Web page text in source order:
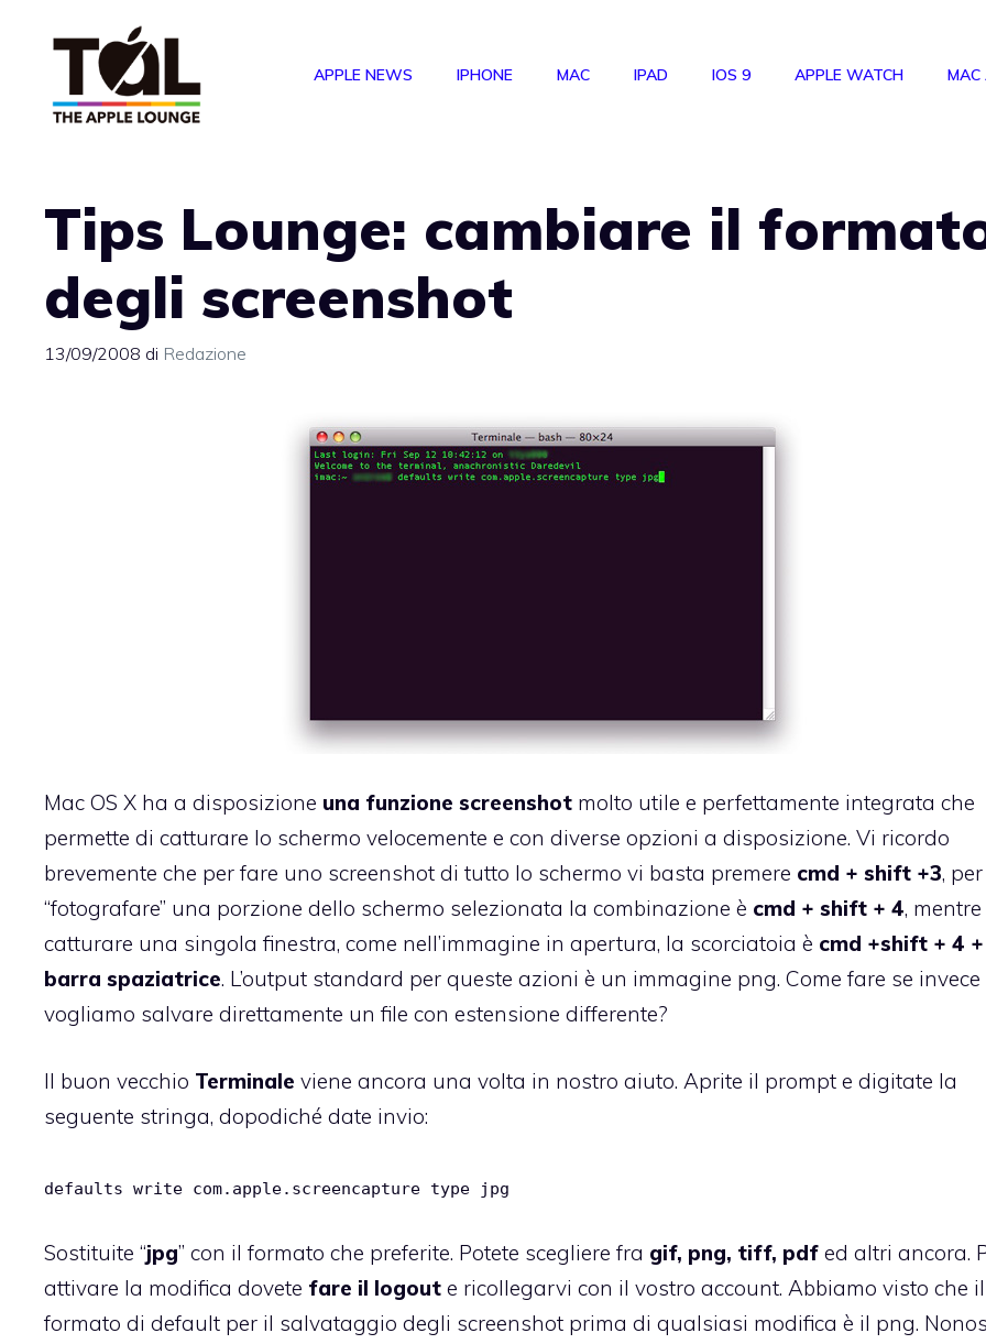
APPLE NEWS IPHONE MAC IPAD IOS 9 APPLE WATCH MAC
Tips Lounge: cambiare il
degli screenshot
13/09/2008 di Redazione
Mac OS X ha a disposizione una funzione screenshot molto utile e perfettamente integrata che
permette di catturare lo schermo velocemente e con diverse opzioni a disposizione. Vi ricordo
brevemente che per fare uno screenshot di tutto lo schermo vi basta premere cmd + shift +3, per
“fotografare” una porzione dello schermo selezionata la combinazione è cmd + shift + 4,
catturare una singola finestra, come nell’immagine in apertura, la scorciatoia è cmd +shift + 4 +
barra spaziatrice. L’output standard per queste azioni è un immagine png. Come fare se invece
vogliamo salvare direttamente un file con estensione differente?
Il buon vecchio Terminale viene ancora una volta in nostro aiuto. Aprite il prompt e digitate la
seguente stringa, dopodiché date invio:
defaults write com.apple.screencapture type jpg
Sostituite “jpg” con il formato che preferite. Potete scegliere fra gif, png, tiff, pdf ed altri ancora.
attivare la modifica dovete fare il logout e ricollegarvi con il vostro account. Abbiamo visto che il
formato di default per il salvataggio degli screenshot prima di qualsiasi modifica è il png.